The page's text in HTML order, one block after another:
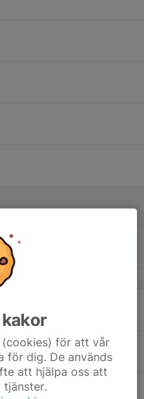
för att vår
för dig. De används
att hjälpa oss att